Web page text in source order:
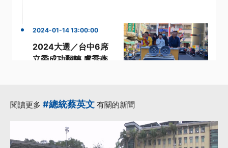
2024-01-14 13:00:00
2024大選／台中6席
立委成功翻轉 盧秀燕
更多...
閱讀更多 #總統蔡英文 有關的新聞